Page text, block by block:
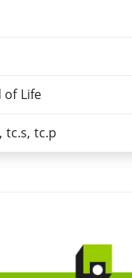
of Life
tc.s, tc.p